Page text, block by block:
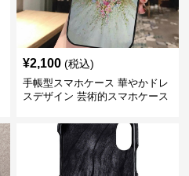
¥2,100 (税込)
手帳型スマホケース 華やかドレ
スデザイン 芸術的スマホケース